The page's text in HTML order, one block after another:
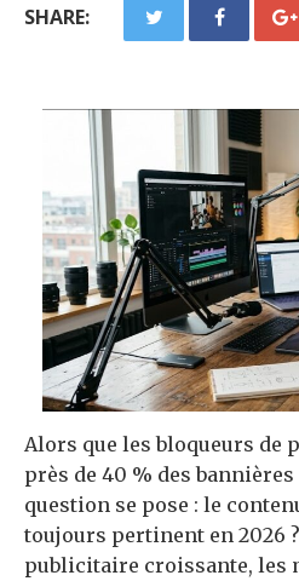
SHARE:
Alors que les bloqueurs de
près de 40 % des
question se pose : le
toujours pertinent en 2026
publicitaire croissante, les